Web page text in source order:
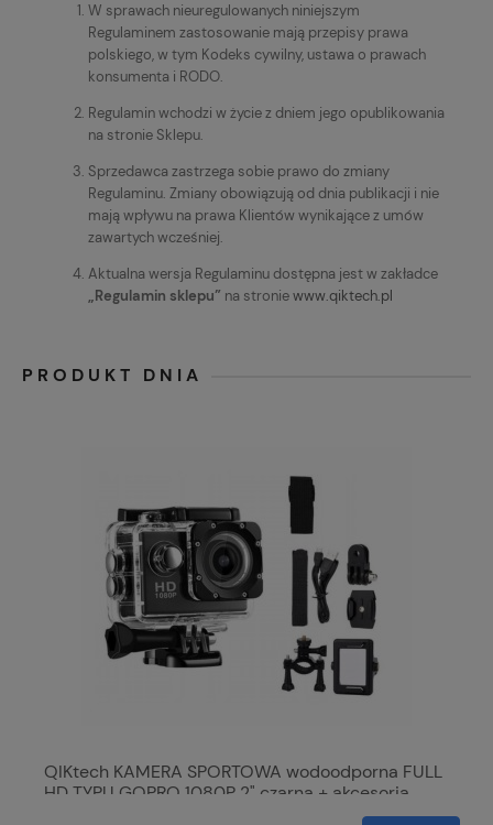
W sprawach nieuregulowanych niniejszym
Regulaminem zastosowanie mają przepisy prawa
polskiego, w tym Kodeks cywilny, ustawa o prawach
konsumenta i RODO.
Regulamin wchodzi w życie z dniem jego opublikowania
na stronie Sklepu.
Sprzedawca zastrzega sobie prawo do zmiany
Regulaminu. Zmiany obowiązują od dnia publikacji i nie
mają wpływu na prawa Klientów wynikające z umów
zawartych wcześniej.
Aktualna wersja Regulaminu dostępna jest w zakładce
„Regulamin sklepu” na stroniewww.qiktech.pl
PRODUKT DNIA
QIKtech KAMERA SPORTOWA wodoodporna FULL
HD TYPU GOPRO 1080P 2" czarna + akcesoria